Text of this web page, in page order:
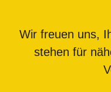
Wir freuen uns,
stehen für